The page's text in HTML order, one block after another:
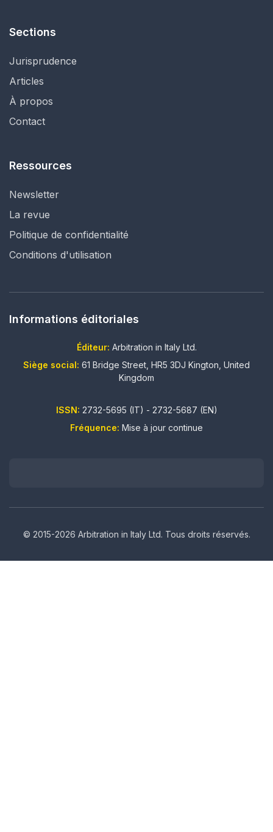
Sections
Jurisprudence
Articles
À propos
Contact
Ressources
Newsletter
La revue
Politique de confidentialité
Conditions d'utilisation
Informations éditoriales
Éditeur: Arbitration in Italy Ltd.
Siège social: 61 Bridge Street, HR5 3DJ Kington, United
Kingdom
ISSN: 2732-5695 (IT) - 2732-5687 (EN)
Fréquence: Mise à jour continue
© 2015-2026 Arbitration in Italy Ltd. Tous droits réservés.